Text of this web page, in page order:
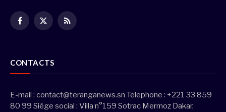
Facebook
X
RSS
CONTACTS
E-mail : contact@teranganews.sn Telephone : +221 33 859
80 99 Siège social : Villa n°159 Sotrac Mermoz Dakar,